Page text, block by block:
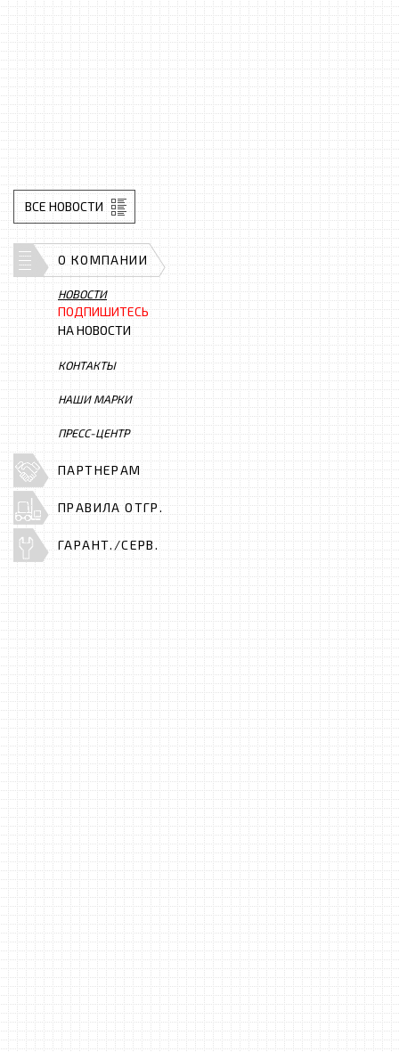
ВСЕ НОВОСТИ
О КОМПАНИИ
НОВОСТИ
ПОДПИШИТЕСЬ
НА НОВОСТИ
КОНТАКТЫ
НАШИ МАРКИ
ПРЕСС-ЦЕНТР
ПАРТНЕРАМ
ПРАВИЛА ОТГР.
ГАРАНТ./СЕРВ.